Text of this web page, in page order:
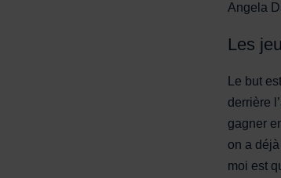
Angela
Les
Le but
derrière
gagner
on a
moi est